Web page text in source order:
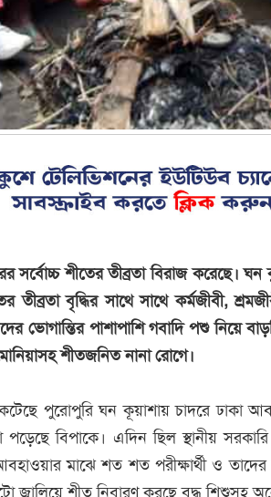
সর্বোচ্চ শীতের তীব্রতা বিরাজ করেছে। ঘন
তীব্রতা বৃদ্ধির সাথে সাথে কর্মজীবী,
ভোগান্তির পাশাপাশি গবাদি পশু নিয়ে
শীতজনিত নানা রোগে।
পুরোপুরি ঘন কূয়াশায় চাদরে ঢাকা
বিপাকে। এদিন ছিল স্থানীয় সরকারি
মাঝে শত শত পরীক্ষার্থী ও
জ্বালিয়ে শীত নিবারণ করছে বৃদ্ধ শিশুসহ